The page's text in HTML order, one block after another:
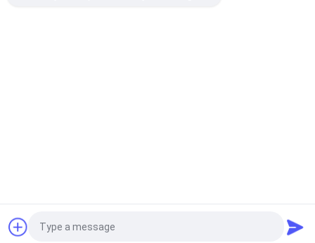
D'injecteur Denso
Demandez un devis